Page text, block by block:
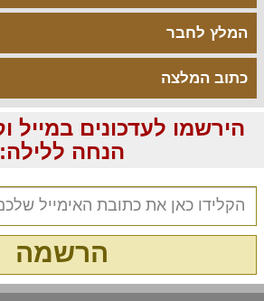
המלץ לחבר
כתוב המלצה
הנחה ללילה:
הרשמה